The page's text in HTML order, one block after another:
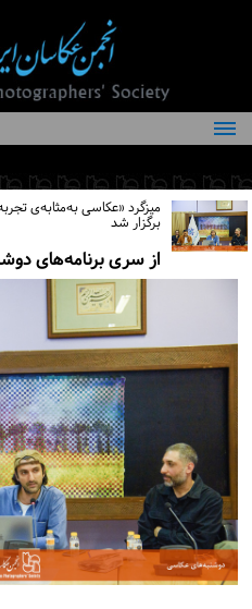
درباره انجمن
کمیته‌های انجمن
شرایط عضویت
اخبار
مقالات
فعالیت‌های انجمن
تماس با ما
ورود / ثبت‌نام
خرید کتاب
میزگرد «عکاسی به‌مثابه‌ی
برگزار شد
از سری برنامه‌های